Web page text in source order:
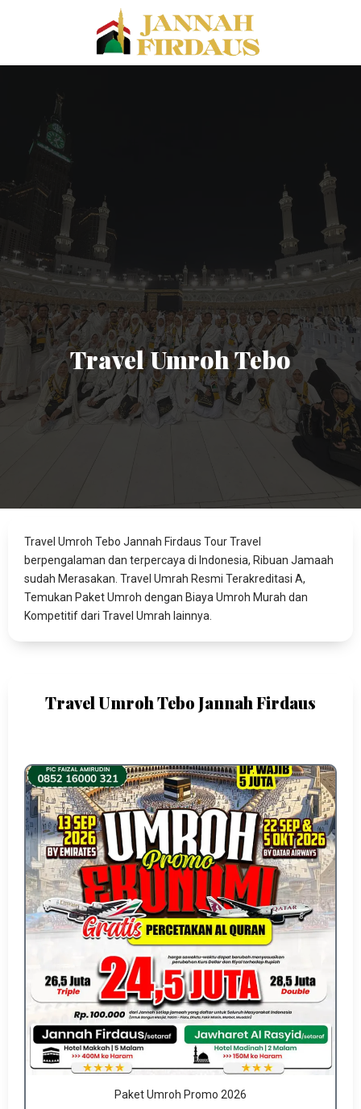
Travel Umroh Tebo
Travel Umroh Tebo Jannah Firdaus Tour Travel
berpengalaman dan terpercaya di Indonesia, Ribuan Jamaah
sudah Merasakan. Travel Umrah Resmi Terakreditasi A,
Temukan Paket Umroh dengan Biaya Umroh Murah dan
Kompetitif dari Travel Umrah lainnya.
Travel Umroh Tebo Jannah Firdaus
Paket Umroh Promo 2026